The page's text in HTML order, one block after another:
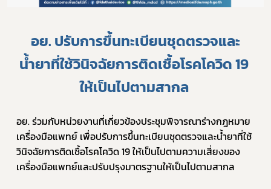
อย. ปรับการขึ้นทะเบียนชุดตรวจและ
น้ำยาที่ใช้วินิจฉัยการติดเชื้อโรคโควิด 19
ให้เป็นไปตามสากล
อย. ร่วมกับหน่วยงานที่เกี่ยวข้องประชุมพิจารณาร่างกฎหมาย
เครื่องมือแพทย์ เพื่อปรับการขึ้นทะเบียนชุดตรวจและน้ำยาที่ใช้
วินิจฉัยการติดเชื้อโรคโควิด 19 ให้เป็นไปตามความเสี่ยงของ
เครื่องมือแพทย์และปรับปรุงมาตรฐานให้เป็นไปตามสากล